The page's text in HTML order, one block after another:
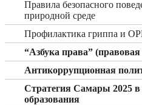
Правила безопасного
природной среде
Профилактика гриппа и
“Азбука права”
Антикоррупционная
Стратегия Самары 2025
образования